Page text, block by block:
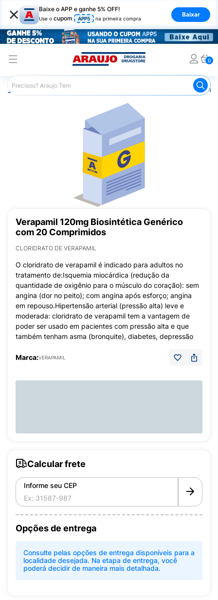
× Baixe o APP e ganhe 5% OFF!
Use o cupom APP5 na primeira compra
Baixar
0
Araujo Medicamentos
Verapamil 120mg Biosintética Genérico
com 20 Comprimidos
CLORIDRATO DE VERAPAMIL
O cloridrato de verapamil é indicado para adultos no
tratamento de:Isquemia miocárdica (redução da
quantidade de oxigênio para o músculo do coração): sem
angina (dor no peito); com angina após esforço; angina
em repouso.Hipertensão arterial (pressão alta) leve e
moderada: cloridrato de verapamil tem a vantagem de
poder ser usado em pacientes com pressão alta e que
também tenham asma (bronquite), diabetes, depressão
Marca:VERAPAMIL
Calcular frete
Informe seu CEP
Opções de entrega
Consulte pelas opções de entrega disponíveis para a
localidade desejada. Na etapa de entrega, você
poderá decidir de maneira mais detalhada.